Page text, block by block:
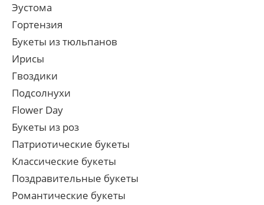
Эустома
Гортензия
Букеты из тюльпанов
Ирисы
Гвоздики
Подсолнухи
Flower Day
Букеты из роз
Патриотические букеты
Классические букеты
Поздравительные букеты
Романтические букеты